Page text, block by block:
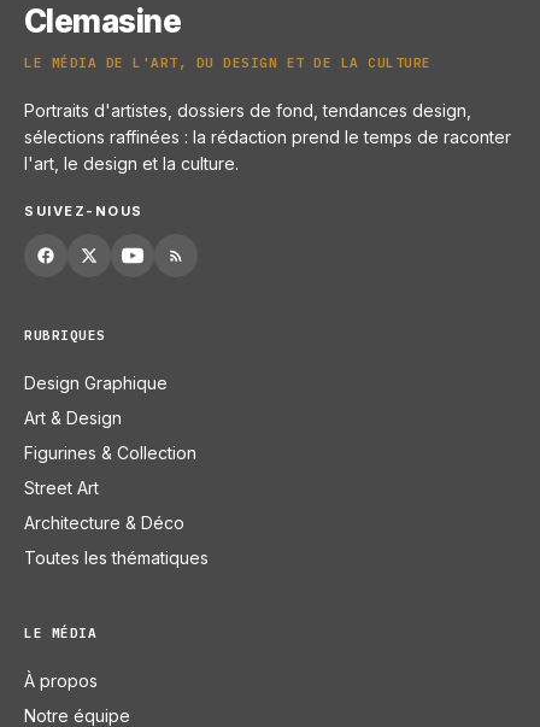
Clemasine
LE MÉDIA DE L'ART, DU DESIGN ET DE LA CULTURE
Portraits d'artistes, dossiers de fond, tendances design,
sélections raffinées : la rédaction prend le temps de raconter
l'art, le design et la culture.
SUIVEZ-NOUS
RUBRIQUES
Design Graphique
Art & Design
Figurines & Collection
Street Art
Architecture & Déco
Toutes les thématiques
LE MÉDIA
À propos
Notre équipe